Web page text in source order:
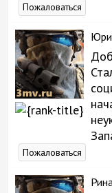
Пожаловаться
Пожаловаться